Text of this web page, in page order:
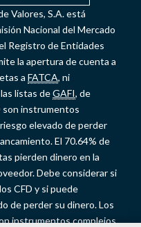
Valores, S.A. está
Nacional del Mercado
Registro de Entidades
la apertura de cuenta a
a FATCA, ni
listas deGAFI, de
son instrumentos
elevado de perder
El 70.64% de
pierden dinero en la
Debe considerar si
CFD y si puede
de perder su dinero. Los
instrumentos complejos